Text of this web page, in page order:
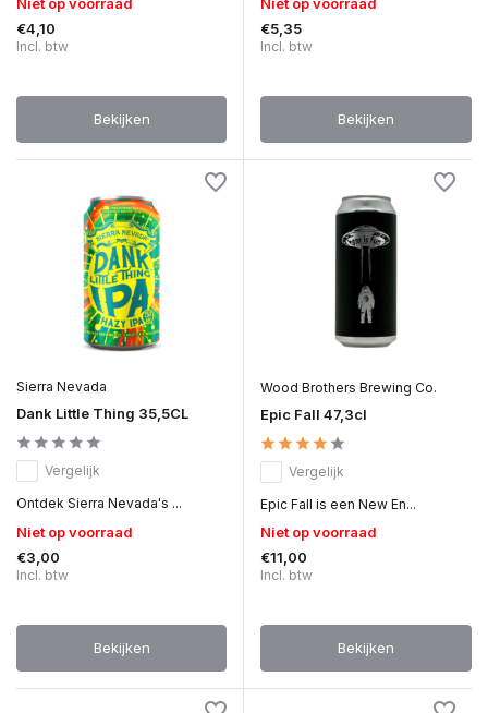
€4,10
Incl. btw
Bekijken
€5,35
Incl. btw
Bekijken
Sierra Nevada
Dank Little Thing 35,5CL
Vergelijk
Ontdek Sierra Nevada's ...
Niet op voorraad
€3,00
Incl. btw
Bekijken
Wood Brothers Brewing Co.
Epic Fall 47,3cl
Vergelijk
Epic Fall is een New En...
Niet op voorraad
€11,00
Incl. btw
Bekijken